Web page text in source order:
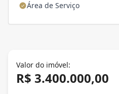
Área de Serviço
Valor do imóvel:
R$ 3.400.000,00